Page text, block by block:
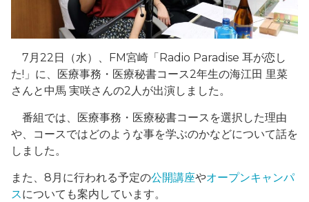
7月22日（水）、FM宮崎「Radio Paradise 耳が恋し
た!」に、医療事務・医療秘書コース2年生の海江田 里菜
さんと中馬 実咲さんの2人が出演しました。
番組では、医療事務・医療秘書コースを選択した理由
や、コースではどのような事を学ぶのかなどについて話を
しました。
また、8月に行われる予定の公開講座やオープンキャンパ
スについても案内しています。